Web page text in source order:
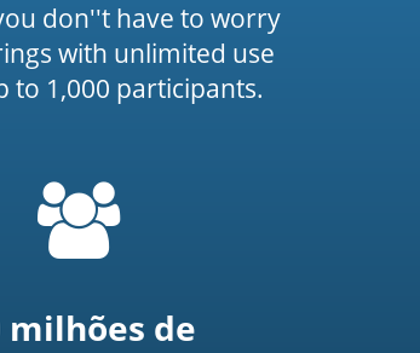
don''t have to worry
with unlimited use
to 1,000 participants.
milhões de